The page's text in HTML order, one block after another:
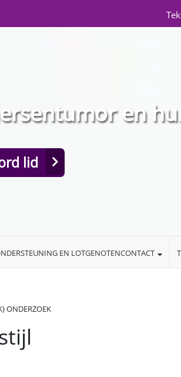
en
lid
EN LOTGENOTENCONTACT
ONDERZOEK